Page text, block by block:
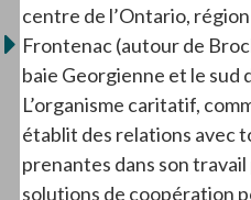
centre de l’Ontario, région
Frontenac (autour de
baie Georgienne et le sud
L’organisme caritatif,
établit des relations avec
prenantes dans son
solutions de coopération